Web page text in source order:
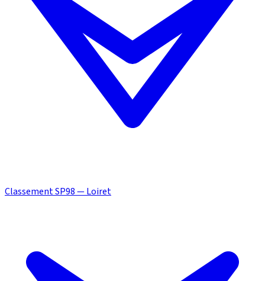
Classement SP98 — Loiret